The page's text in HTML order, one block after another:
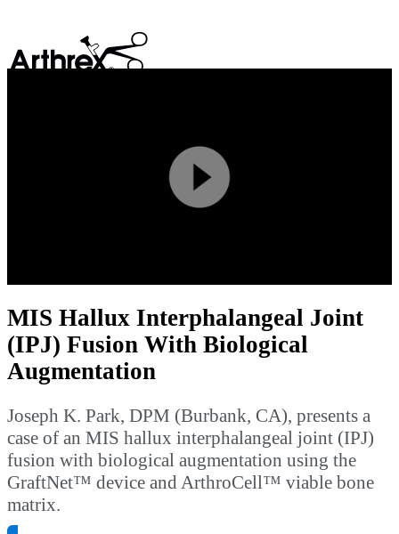
Play
Video
MIS Hallux Interphalangeal Joint
(IPJ) Fusion With Biological
Augmentation
Joseph K. Park, DPM (Burbank, CA), presents a
case of an MIS hallux interphalangeal joint (IPJ)
fusion with biological augmentation using the
GraftNet™ device and ArthroCell™ viable bone
matrix.